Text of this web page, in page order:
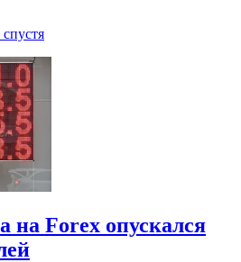
спустя
на Forex опускался